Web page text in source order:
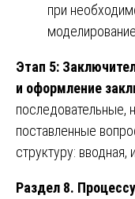
при
Этап 5:
и оформление
последовательные,
поставленные
структуру: вводная,
Раздел 8.